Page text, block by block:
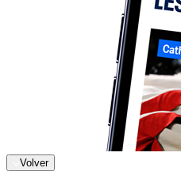
Volver